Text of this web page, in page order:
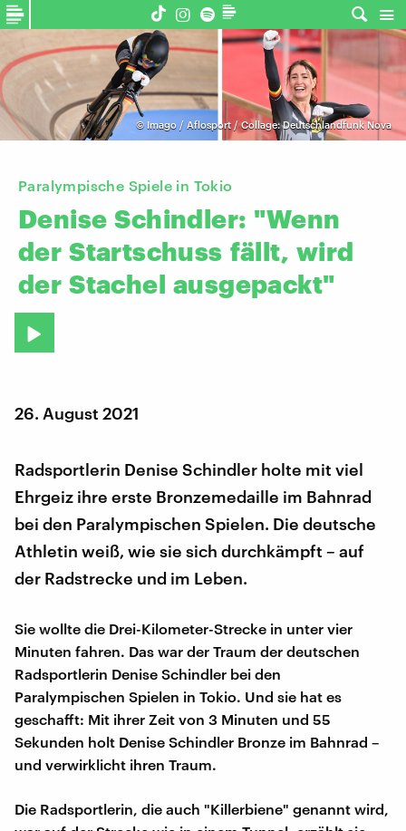
© Imago / Aflosport / Collage: Deutschlandfunk Nova
Paralympische Spiele in Tokio
Denise Schindler: "Wenn
der Startschuss fällt, wird
der Stachel ausgepackt"
26. August 2021
Radsportlerin Denise Schindler holte mit viel
Ehrgeiz ihre erste Bronzemedaille im Bahnrad
bei den Paralympischen Spielen. Die deutsche
Athletin weiß, wie sie sich durchkämpft – auf
der Radstrecke und im Leben.
Sie wollte die Drei-Kilometer-Strecke in unter vier
Minuten fahren. Das war der Traum der deutschen
Radsportlerin Denise Schindler bei den
Paralympischen Spielen in Tokio. Und sie hat es
geschafft: Mit ihrer Zeit von 3 Minuten und 55
Sekunden holt Denise Schindler Bronze im Bahnrad –
und verwirklicht ihren Traum.
Die Radsportlerin, die auch "Killerbiene" genannt wird,